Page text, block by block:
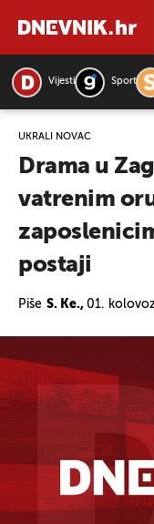
Vijesti Sport
UKRALI NOVAC
Drama u
vatrenim
postaji
Piše S. Ke., 01.
PRETRAŽITE VIJESTI